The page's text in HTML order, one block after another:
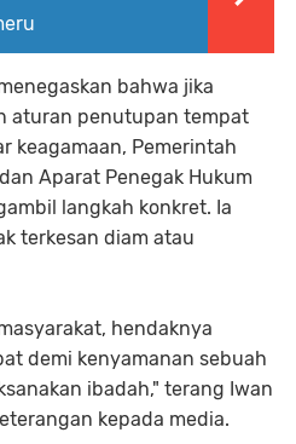
bahwa jika
aturan penutupan tempat
keagamaan, Pemerintah
Aparat Penegak Hukum
langkah konkret. Ia
terkesan diam atau
hendaknya
demi kenyamanan sebuah
ibadah," terang Iwan
kepada media.